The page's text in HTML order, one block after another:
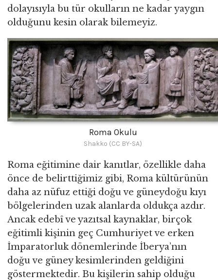
dolayısıyla bu tür okulların ne kadar yaygın
olduğunu kesin olarak bilemeyiz.
Roma Okulu
Shakko (CC BY-SA)
Roma eğitimine dair kanıtlar, özellikle daha
önce de belirttiğimiz gibi, Roma kültürünün
daha az nüfuz ettiği doğu ve güneydoğu kıyı
bölgelerinden uzak alanlarda oldukça azdır.
Ancak edebî ve yazıtsal kaynaklar, birçok
eğitimli kişinin geç Cumhuriyet ve erken
İmparatorluk dönemlerinde İberya’nın
doğu ve güney kesimlerinden geldiğini
göstermektedir. Bu kişilerin sahip olduğu